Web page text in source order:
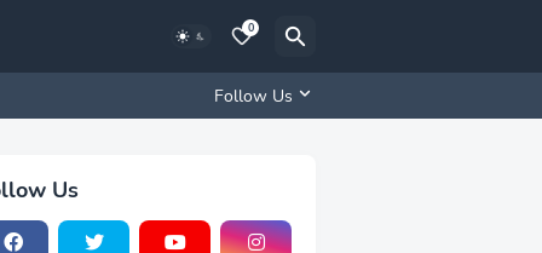
0
Follow Us
Us